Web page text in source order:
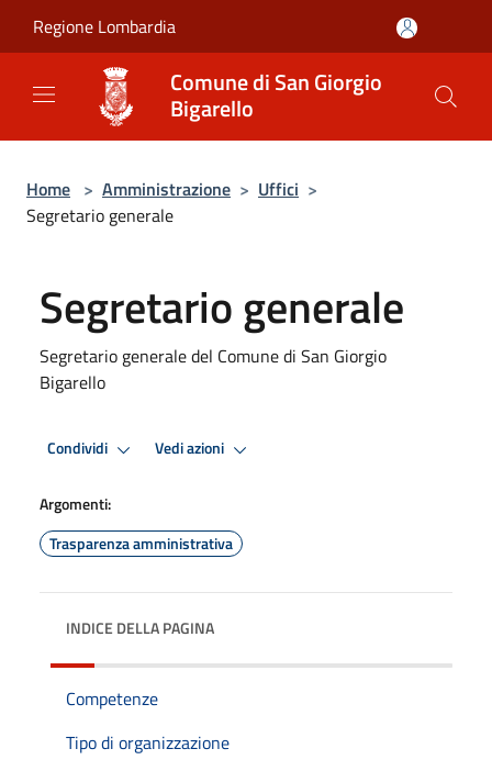
Regione Lombardia
Comune di San Giorgio
Bigarello
Home > Amministrazione > Uffici >
Segretario generale
Segretario generale
Segretario generale del Comune di San Giorgio
Bigarello
Condividi Vedi azioni
Argomenti:
Trasparenza amministrativa
INDICE DELLA PAGINA
Competenze
Tipo di organizzazione